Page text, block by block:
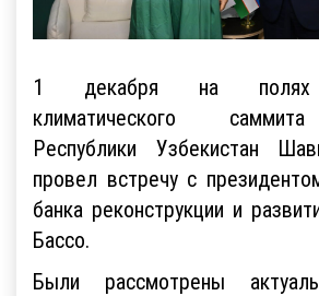
1 декабря на полях
климатического
Республики Узбекистан
провел встречу с
банка реконструкции и
Бассо.
Были рассмотрены